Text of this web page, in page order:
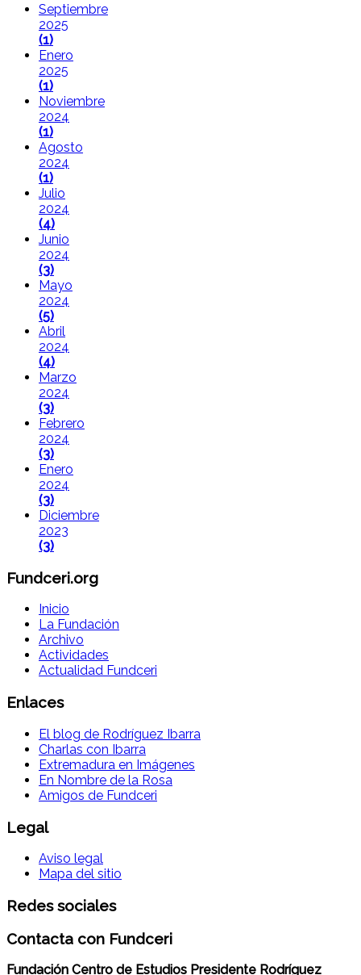
Septiembre
2025
(1)
Enero
2025
(1)
Noviembre
2024
(1)
Agosto
2024
(1)
Julio
2024
(4)
Junio
2024
(3)
Mayo
2024
(5)
Abril
2024
(4)
Marzo
2024
(3)
Febrero
2024
(3)
Enero
2024
(3)
Diciembre
2023
(3)
Fundceri.org
Inicio
La Fundación
Archivo
Actividades
Actualidad Fundceri
Enlaces
El blog de Rodríguez Ibarra
Charlas con Ibarra
Extremadura en Imágenes
En Nombre de la Rosa
Amigos de Fundceri
Legal
Aviso legal
Mapa del sitio
Redes sociales
Contacta con Fundceri
Fundación Centro de Estudios Presidente Rodríguez